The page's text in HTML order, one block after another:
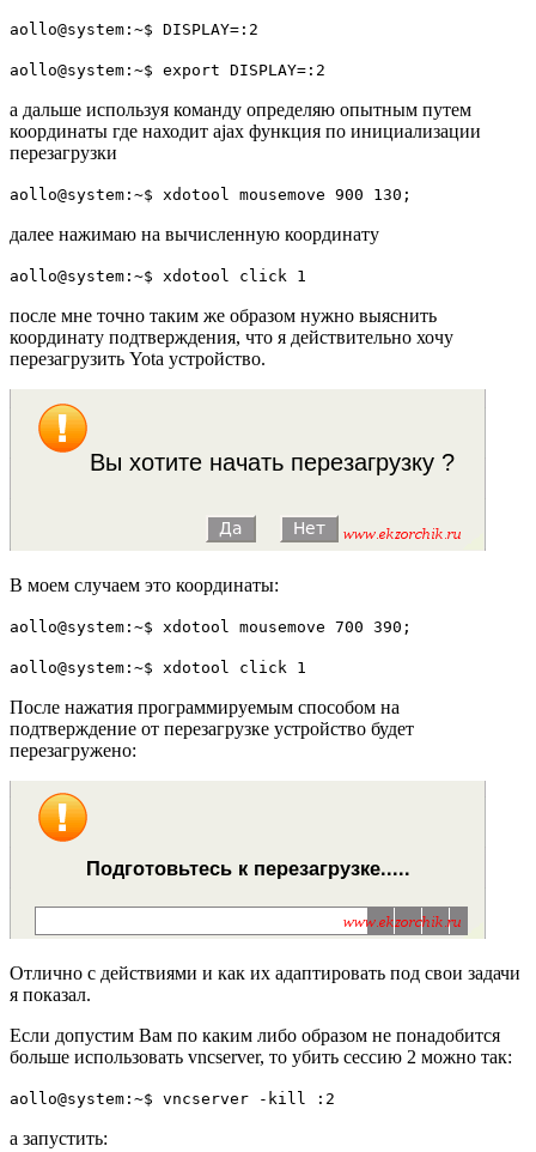
aollo@system:~$ DISPLAY=:2
aollo@system:~$ export DISPLAY=:2
а дальше используя команду определяю опытным путем
координаты где находит ajax функция по инициализации
перезагрузки
aollo@system:~$ xdotool mousemove 900 130;
далее нажимаю на вычисленную координату
aollo@system:~$ xdotool click 1
после мне точно таким же образом нужно выяснить
координату подтверждения, что я действительно хочу
перезагрузить Yota устройство.
В моем случаем это координаты:
aollo@system:~$ xdotool mousemove 700 390;
aollo@system:~$ xdotool click 1
После нажатия программируемым способом на
подтверждение от перезагрузке устройство будет
перезагружено:
Отлично с действиями и как их адаптировать под свои задачи
я показал.
Если допустим Вам по каким либо образом не понадобится
больше использовать vncserver, то убить сессию 2 можно так:
aollo@system:~$ vncserver -kill :2
а запустить: